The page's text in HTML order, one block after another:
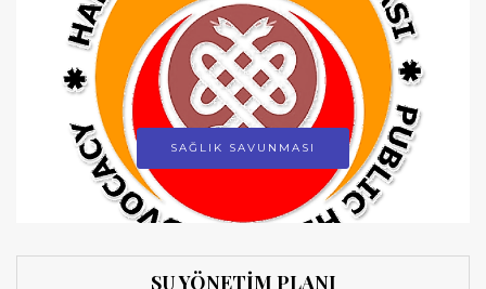
SAĞLIK SAVUNMASI
SU YÖNETİM PLANI